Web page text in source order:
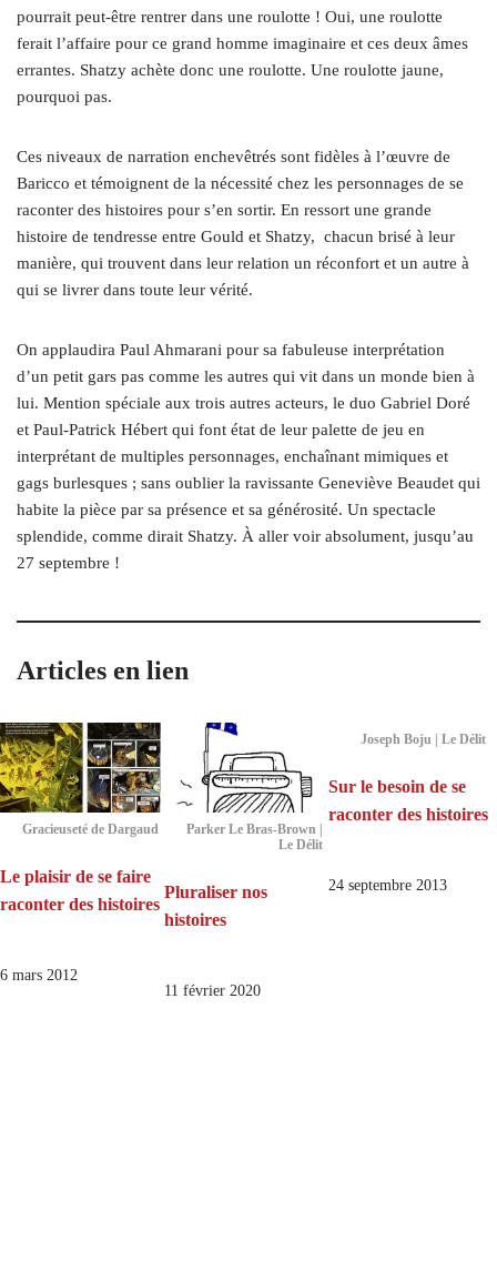
pourrait peut-être rentrer dans une roulotte ! Oui, une roulotte
ferait l’affaire pour ce grand homme imaginaire et ces deux âmes
errantes. Shatzy achète donc une roulotte. Une roulotte jaune,
pourquoi pas.
Ces niveaux de narration enchevêtrés sont fidèles à l’œuvre de
Baricco et témoignent de la nécessité chez les personnages de se
raconter des histoires pour s’en sortir. En ressort une grande
histoire de tendresse entre Gould et Shatzy, chacun brisé à leur
manière, qui trouvent dans leur relation un réconfort et un autre à
qui se livrer dans toute leur vérité.
On applaudira Paul Ahmarani pour sa fabuleuse interprétation
d’un petit gars pas comme les autres qui vit dans un monde bien à
lui. Mention spéciale aux trois autres acteurs, le duo Gabriel Doré
et Paul-Patrick Hébert qui font état de leur palette de jeu en
interprétant de multiples personnages, enchaînant mimiques et
gags burlesques ; sans oublier la ravissante Geneviève Beaudet qui
habite la pièce par sa présence et sa générosité. Un spectacle
splendide, comme dirait Shatzy. À aller voir absolument, jusqu’au
27 septembre !
Articles en lien
Gracieuseté de Dargaud
Le plaisir de se faire
raconter des histoires
6 mars 2012
Parker Le Bras-Brown |
Le Délit
Pluraliser nos
histoires
11 février 2020
Joseph Boju | Le Délit
Sur le besoin de se
raconter des histoires
24 septembre 2013